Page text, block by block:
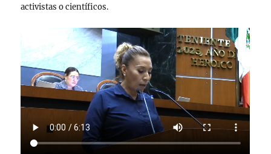
activistas o científicos.